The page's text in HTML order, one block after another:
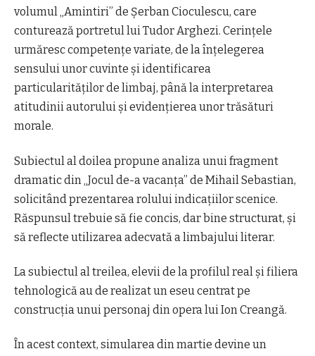
volumul „Amintiri” de Șerban Cioculescu, care
conturează portretul lui Tudor Arghezi. Cerințele
urmăresc competențe variate, de la înțelegerea
sensului unor cuvinte și identificarea
particularităților de limbaj, până la interpretarea
atitudinii autorului și evidențierea unor trăsături
morale.
Subiectul al doilea propune analiza unui fragment
dramatic din „Jocul de-a vacanța” de Mihail Sebastian,
solicitând prezentarea rolului indicațiilor scenice.
Răspunsul trebuie să fie concis, dar bine structurat, și
să reflecte utilizarea adecvată a limbajului literar.
La subiectul al treilea, elevii de la profilul real și filiera
tehnologică au de realizat un eseu centrat pe
construcția unui personaj din opera lui Ion Creangă.
În acest context, simularea din martie devine un